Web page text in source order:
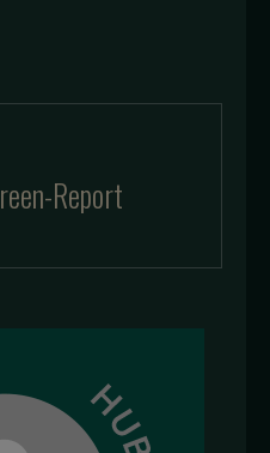
Report